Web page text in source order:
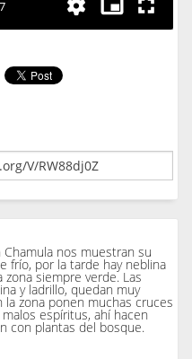
Chamula nos muestran su
frío, por la tarde hay neblina
siempre verde. Las
y ladrillo, quedan muy
zona ponen muchas cruces
espíritus, ahí hacen
con plantas del bosque.